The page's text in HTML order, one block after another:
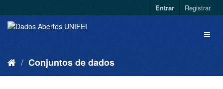
Entrar Registrar
Conjuntos de dados